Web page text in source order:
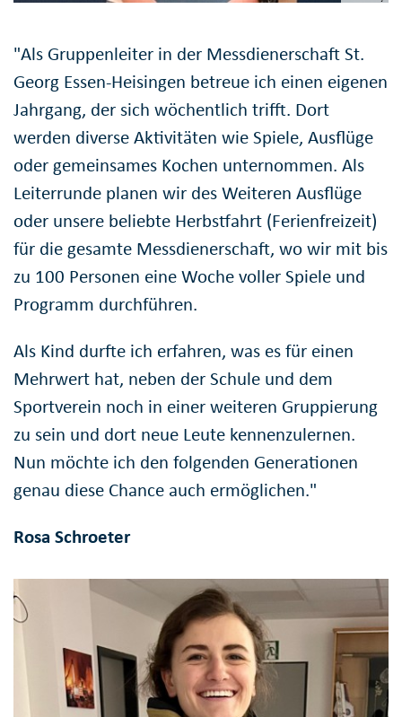
"Als Gruppenleiter in der Messdienerschaft St.
Georg Essen-Heisingen betreue ich einen eigenen
Jahrgang, der sich wöchentlich trifft. Dort
werden diverse Aktivitäten wie Spiele, Ausflüge
oder gemeinsames Kochen unternommen. Als
Leiterrunde planen wir des Weiteren Ausflüge
oder unsere beliebte Herbstfahrt (Ferienfreizeit)
für die gesamte Messdienerschaft, wo wir mit bis
zu 100 Personen eine Woche voller Spiele und
Programm durchführen.
Als Kind durfte ich erfahren, was es für einen
Mehrwert hat, neben der Schule und dem
Sportverein noch in einer weiteren Gruppierung
zu sein und dort neue Leute kennenzulernen.
Nun möchte ich den folgenden Generationen
genau diese Chance auch ermöglichen."
Rosa Schroeter